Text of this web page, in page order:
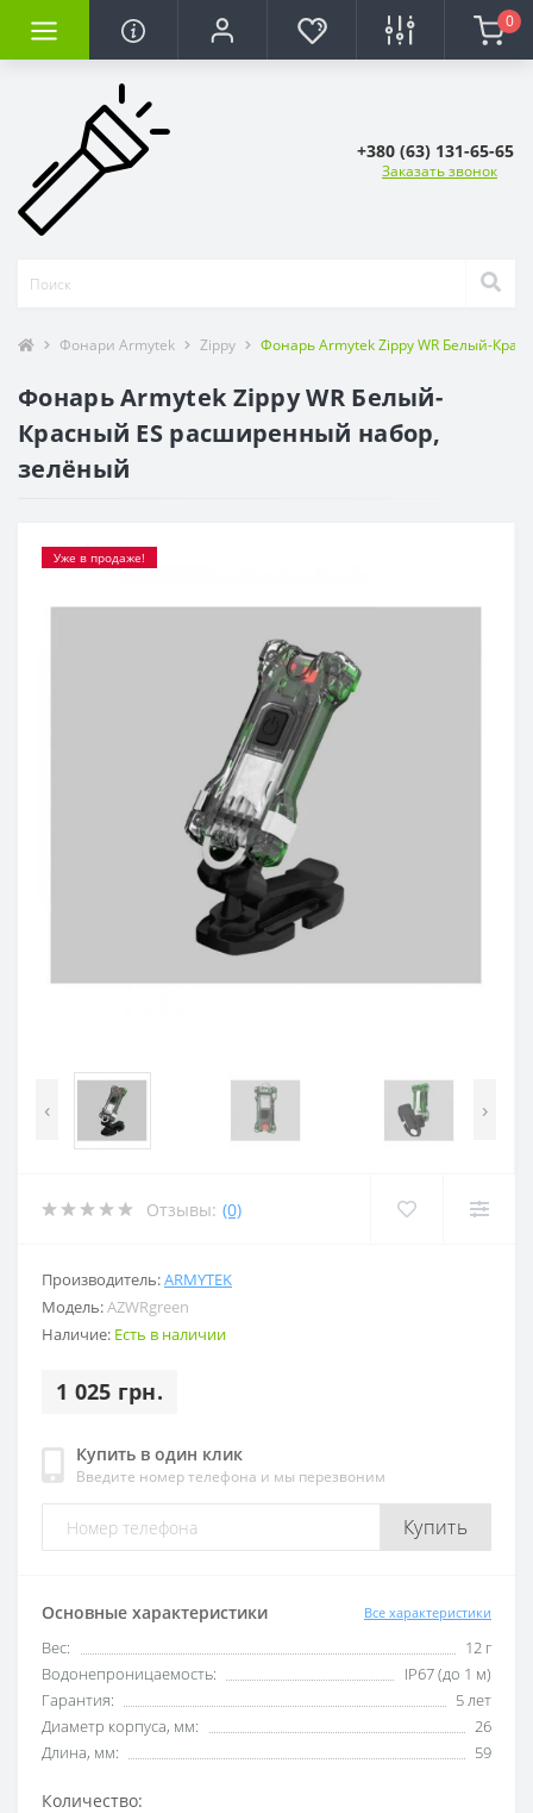
0
+380 (63) 131-65-65
Заказать звонок
Фонари Armytek Zippy Фонарь Armytek Zippy WR Белый-
Фонарь Armytek Zippy WR Белый-
Красный ES расширенный набор,
зелёный
Уже в продаже!
‹ ›
Отзывы: (0)
Производитель:ARMYTEK
Модель:AZWRgreen
Наличие: Есть в наличии
1 025 грн.
Купить в один клик
Введите номер телефона и мы перезвоним
Купить
Основные характеристики Все характеристики
Вес:
12 г
Водонепроницаемость:
IP67 (до 1 м)
Гарантия:
5 лет
Диаметр корпуса, мм:
26
Длина, мм:
59
Количество: